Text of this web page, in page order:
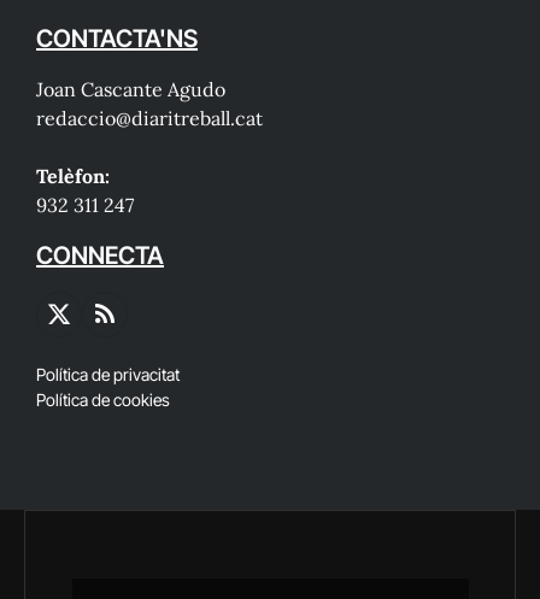
CONTACTA'NS
Joan Cascante Agudo
redaccio@diaritreball.cat
Telèfon:
932 311 247
CONNECTA
X
RSS
Política de privacitat
Política de cookies